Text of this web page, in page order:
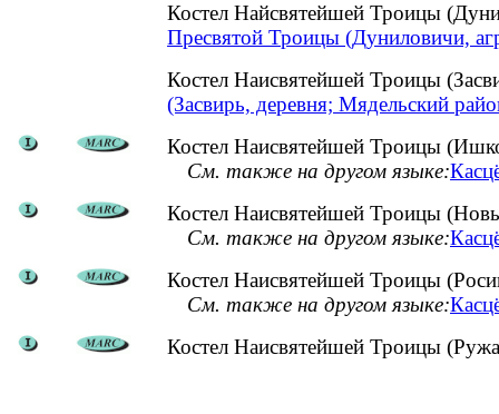
Костел Найсвятейшей Троицы
Пресвятой Троицы (Дуниловичи,
Костел Наисвятейшей Троицы
(Засвирь, деревня; Мядельский
Костел Наисвятейшей Троицы
См. также на другом языке:
Костел Наисвятейшей Троицы
См. также на другом языке:
Костел Наисвятейшей Троицы
См. также на другом языке:
Костел Наисвятейшей Троицы